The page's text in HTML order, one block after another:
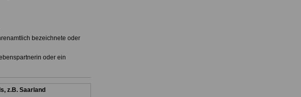
bezeichnete oder
oder ein
z.B. Saarland